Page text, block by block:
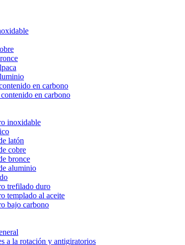
en carbono
en carbono
inoxidable
latón
cobre
bronce
aluminio
trefilado duro
templado al aceite
bajo carbono
a la rotación y antigiratorios